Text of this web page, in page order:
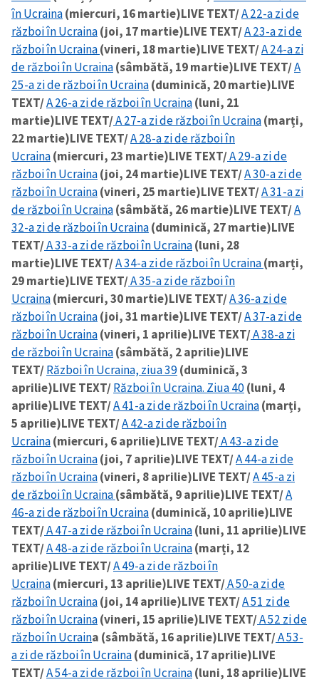
în Ucraina(miercuri, 16 martie)LIVE TEXT/A 22-a zi de
război în Ucraina(joi, 17 martie)LIVE TEXT/A 23-a zi de
război în Ucraina(vineri, 18 martie)LIVE TEXT/A 24-a zi
de război în Ucraina(sâmbătă, 19 martie)LIVE TEXT/A
25-a zi de război în Ucraina(duminică, 20 martie)LIVE
TEXT/A 26-a zi de război în Ucraina(luni, 21
martie)LIVE TEXT/A 27-a zi de război în Ucraina(marți,
22 martie)LIVE TEXT/A 28-a zi de război în
Ucraina(miercuri, 23 martie)LIVE TEXT/A 29-a zi de
război în Ucraina(joi, 24 martie)LIVE TEXT/A 30-a zi de
război în Ucraina(vineri, 25 martie)LIVE TEXT/A 31-a zi
de război în Ucraina(sâmbătă, 26 martie)LIVE TEXT/A
32-a zi de război în Ucraina(duminică, 27 martie)LIVE
TEXT/A 33-a zi de război în Ucraina(luni, 28
martie)LIVE TEXT/A 34-a zi de război în Ucraina(marți,
29 martie)LIVE TEXT/A 35-a zi de război în
Ucraina(miercuri, 30 martie)LIVE TEXT/A 36-a zi de
război în Ucraina(joi, 31 martie)LIVE TEXT/A 37-a zi de
război în Ucraina(vineri, 1 aprilie)LIVE TEXT/A 38-a zi
de război în Ucraina(sâmbătă, 2 aprilie)LIVE
TEXT/Război în Ucraina, ziua 39(duminică, 3
aprilie)LIVE TEXT/Război în Ucraina. Ziua 40(luni, 4
aprilie)LIVE TEXT/A 41-a zi de război în Ucraina(marți,
5 aprilie)LIVE TEXT/A 42-a zi de război în
Ucraina(miercuri, 6 aprilie)LIVE TEXT/A 43-a zi de
război în Ucraina(joi, 7 aprilie)LIVE TEXT/A 44-a zi de
război în Ucraina(vineri, 8 aprilie)LIVE TEXT/A 45-a zi
de război în Ucraina(sâmbătă, 9 aprilie)LIVE TEXT/A
46-a zi de război în Ucraina(duminică, 10 aprilie)LIVE
TEXT/A 47-a zi de război în Ucraina(luni, 11 aprilie)LIVE
TEXT/A 48-a zi de război în Ucraina(marți, 12
aprilie)LIVE TEXT/A 49-a zi de război în
Ucraina(miercuri, 13 aprilie)LIVE TEXT/A 50-a zi de
război în Ucraina(joi, 14 aprilie)LIVE TEXT/A 51 zi de
război în Ucraina(vineri, 15 aprilie)LIVE TEXT/A 52 zi de
război în Ucraina (sâmbătă, 16 aprilie)LIVE TEXT/A 53-
a zi de război în Ucraina(duminică, 17 aprilie)LIVE
TEXT/A 54-a zi de război în Ucraina(luni, 18 aprilie)LIVE
CONTACT SURSĂ
Sursă anonimă
Nume+ Numele meu
Email+ Emailul meu
Telefon
+ Telefon personal
Am citit și sunt de
acord cu politica de
confidențialitate
TRIMITE ȘTIREA